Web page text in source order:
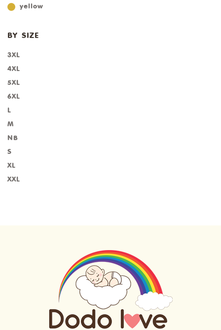
yellow
BY SIZE
3XL
4XL
5XL
6XL
L
M
NB
S
XL
XXL